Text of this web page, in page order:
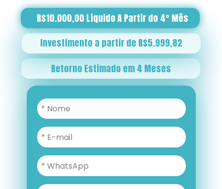
R$10.000,00 Líquido A Partir do 4° Mês
Retorno Estimado em 4 Meses
Investimento a partir de R$5.999,82